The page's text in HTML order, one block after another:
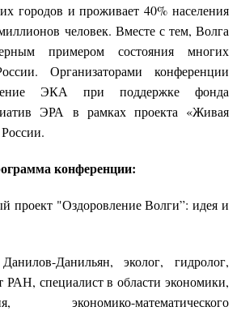
городов и проживает 40% населения
человек. Вместе с тем, Волга
примером состояния многих
Организаторами конференции
ЭКА при поддержке фонда
ЭРА в рамках проекта «Живая
конференции:
проект "Оздоровление Волги”: идея и
Данильян, эколог, гидролог,
РАН, специалист в области экономики,
экономико-математического